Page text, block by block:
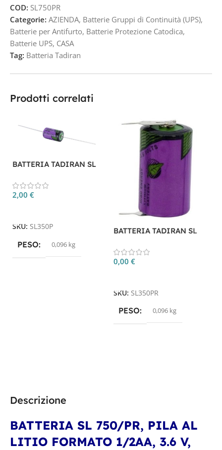
Descrizione
BATTERIA SL 750/PR, PILA AL
LITIO FORMATO 1/2AA, 3.6 V,
COD: SL750PR
Categorie: AZIENDA, Batterie Gruppi di Continuità (UPS),
Batterie per Antifurto, Batterie Protezione Catodica,
Batterie UPS, CASA
Tag: Batteria Tadiran
Prodotti correlati
BATTERIA TADIRAN SL
2,00 €
SKU: SL350P
PESO 0,096 kg
BATTERIA TADIRAN SL
0,00 €
SKU: SL350PR
PESO 0,096 kg